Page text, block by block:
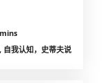
我认知，史蒂夫说